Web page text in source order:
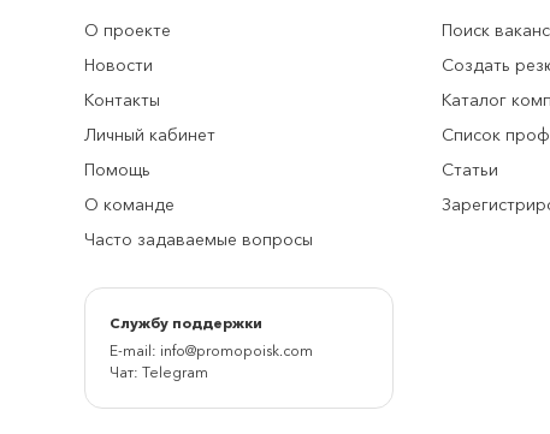
О проекте
Новости
Контакты
Личный кабинет
Помощь
О команде
Часто задаваемые вопросы
Cлужбу поддержки
E-mail: info@promopoisk.com
Чат: Telegram
Поиск
Создать
Каталог
Список
Статьи